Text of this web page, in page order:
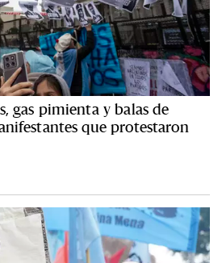
gas pimienta y balas de
que protestaron